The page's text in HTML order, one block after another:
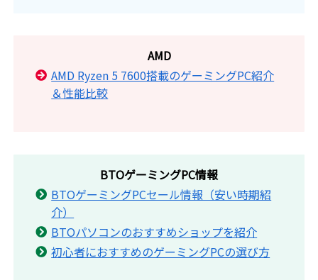
AMD
AMD Ryzen 5 7600搭載のゲーミングPC紹介
＆性能比較
BTOゲーミングPC情報
BTOゲーミングPCセール情報（安い時期紹
介）
BTOパソコンのおすすめショップを紹介
初心者におすすめのゲーミングPCの選び方